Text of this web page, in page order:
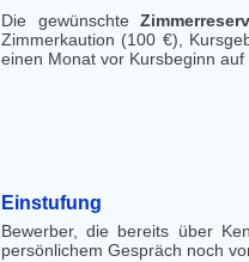
Die gewünschte
Zimmerkaution (100 €),
einen Monat vor Kursbeginn
Einstufung
Bewerber, die bereits über
persönlichem Gespräch noch